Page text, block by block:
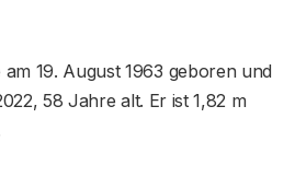
19. August 1963 geboren und
58 Jahre alt. Er ist 1,82 m